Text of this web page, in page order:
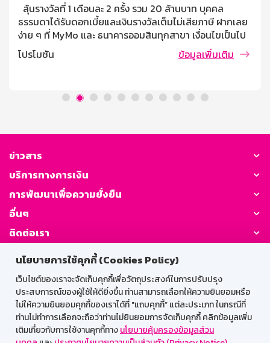
นโยบายการใช้คุกกี้ (Cookies Policy)
เว็บไซต์ของเราจะจัดเก็บคุกกี้เพื่อวัตถุประสงค์ในการปรับปรุง
ประสบการณ์ของผู้ใช้ให้ดียิ่งขึ้น ท่านสามารถเลือกให้ความยินยอมหรือ
ไม่ให้ความยินยอมคุกกี้ของเราได้ที่ "แถบคุกกี้” แต่ละประเภท ในกรณีที่
ท่านไม่ทำการเลือกจะถือว่าท่านไม่ยินยอมการจัดเก็บคุกกี้ คลิกข้อมูลเพิ่ม
เติมเกี่ยวกับการใช้งานคุกกี้ทางนโยบายคุ้มครองข้อมูลส่วน
ลุ้นรางวัลที่ 1 เดือนละ 2 ครั้ง รวม 20 ล้านบาท บุคคล
ธรรมดาได้รับดอกเบี้ยและเงินรางวัลเต็มไม่เสียภาษี ฝากเลย
ง่าย ๆ ที่ MyMo และ ธนาคารออมสินทุกสาขา เงื่อนไขเป็นไป
ตามที่ธนาคารกำหนด var fallbackTimeout; const
initialDelay = 5000; let remainingTime =
(/Mobi|Android/i.test(navigator.userAgent)) {
โปรโมชัน ข้อมูลเพิ่มเติม
ข่าวสาร
บริการทางการเงิน
การพัฒนาเพื่อความยั่งยืน
อื่นๆ
ติดต่อเรา
GSB Society:
สำหรับพนักงาน
Web HR
GSB Wisdom M-Search